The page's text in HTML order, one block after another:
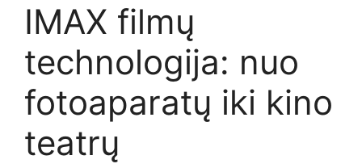
IMAX filmų
technologija: nuo
fotoaparatų iki kino
teatrų